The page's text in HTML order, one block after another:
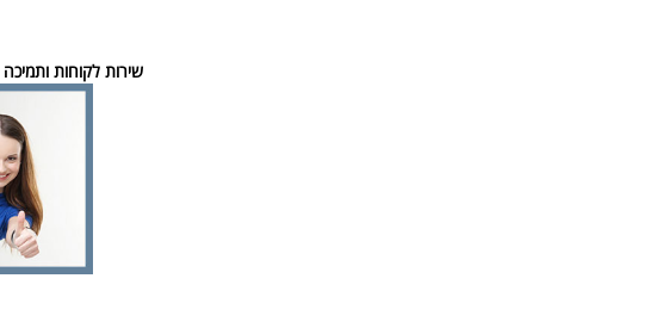
שירות לקוחות ותמיכה